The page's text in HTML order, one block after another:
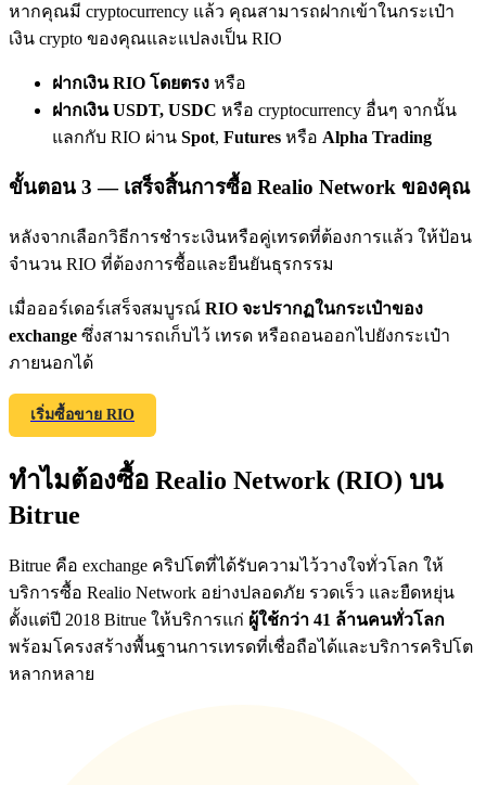
BTC Welcome Rewards
Share 500000 CASHCAT prize pool
Register & Trade to Win 500,000 USDT
Precious Metals Trading Carnival
Trade Gold & Silver · 33,333 USDT Bonus
USDT New User Exclusive 10% APR
USDT Flexible Staking | Daily Rewards
BTC New User Exclusive: 6.5% APR
หากคุณมี cryptocurrency แล้ว คุณสามารถฝากเข้าในกระเป๋า
เงิน crypto ของคุณและแปลงเป็น RIO
ฝากเงิน RIO โดยตรง หรือ
ฝากเงิน USDT, USDC หรือ cryptocurrency อื่นๆ จากนั้น
แลกกับ RIO ผ่าน Spot, Futures หรือ Alpha Trading
ขั้นตอน 3 — เสร็จสิ้นการซื้อ Realio Network ของคุณ
หลังจากเลือกวิธีการชำระเงินหรือคู่เทรดที่ต้องการแล้ว ให้ป้อน
จำนวน RIO ที่ต้องการซื้อและยืนยันธุรกรรม
เมื่อออร์เดอร์เสร็จสมบูรณ์ RIO จะปรากฏในกระเป๋าของ
exchange ซึ่งสามารถเก็บไว้ เทรด หรือถอนออกไปยังกระเป๋า
ภายนอกได้
เริ่มซื้อขาย RIO
ทำไมต้องซื้อ Realio Network (RIO) บน
Bitrue
Bitrue คือ exchange คริปโตที่ได้รับความไว้วางใจทั่วโลก ให้
บริการซื้อ Realio Network อย่างปลอดภัย รวดเร็ว และยืดหยุ่น
ตั้งแต่ปี 2018 Bitrue ให้บริการแก่ ผู้ใช้กว่า 41 ล้านคนทั่วโลก
พร้อมโครงสร้างพื้นฐานการเทรดที่เชื่อถือได้และบริการคริปโต
หลากหลาย